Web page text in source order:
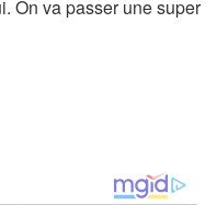
On va passer une super